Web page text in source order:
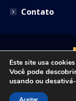
Contato
Copyright ©
Este site usa
Você pode
usando ou